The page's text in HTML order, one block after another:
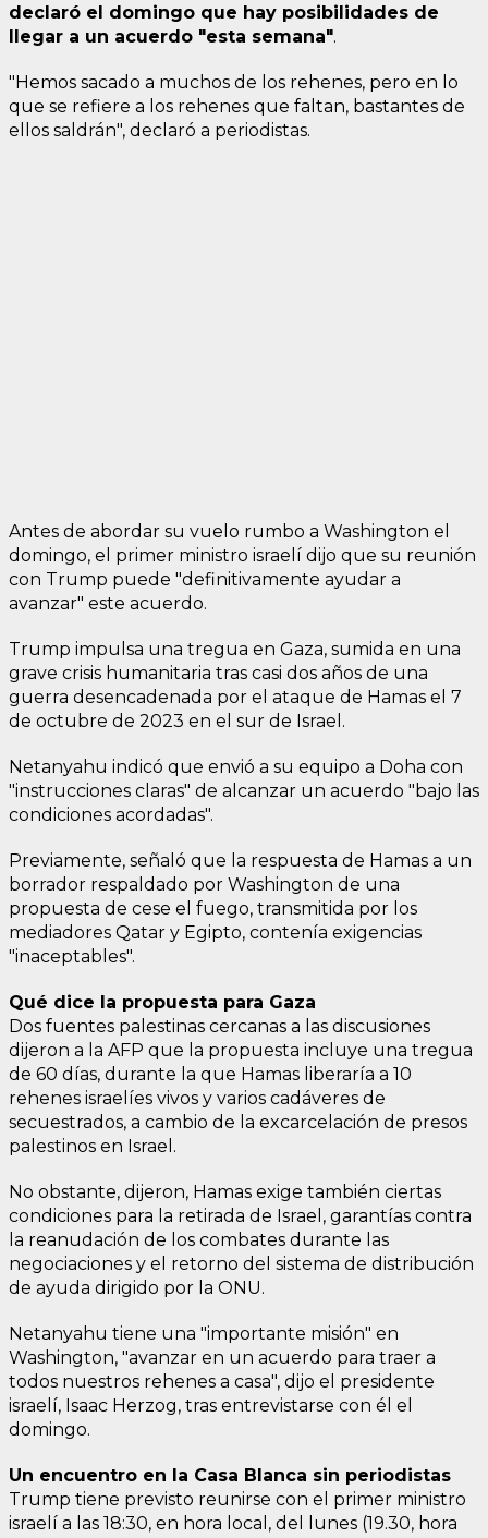
declaró el domingo que hay posibilidades de
llegar a un acuerdo "esta semana".
"Hemos sacado a muchos de los rehenes, pero en lo
que se refiere a los rehenes que faltan, bastantes de
ellos saldrán", declaró a periodistas.
Antes de abordar su vuelo rumbo a Washington el
domingo, el primer ministro israelí dijo que su reunión
con Trump puede "definitivamente ayudar a
avanzar" este acuerdo.
Trump impulsa una tregua en Gaza, sumida en una
grave crisis humanitaria tras casi dos años de una
guerra desencadenada por el ataque de Hamas el 7
de octubre de 2023 en el sur de Israel.
Netanyahu indicó que envió a su equipo a Doha con
"instrucciones claras" de alcanzar un acuerdo "bajo las
condiciones acordadas".
Previamente, señaló que la respuesta de Hamas a un
borrador respaldado por Washington de una
propuesta de cese el fuego, transmitida por los
mediadores Qatar y Egipto, contenía exigencias
"inaceptables".
Qué dice la propuesta para Gaza
Dos fuentes palestinas cercanas a las discusiones
dijeron a la AFP que la propuesta incluye una tregua
de 60 días, durante la que Hamas liberaría a 10
rehenes israelíes vivos y varios cadáveres de
secuestrados, a cambio de la excarcelación de presos
palestinos en Israel.
No obstante, dijeron, Hamas exige también ciertas
condiciones para la retirada de Israel, garantías contra
la reanudación de los combates durante las
negociaciones y el retorno del sistema de distribución
de ayuda dirigido por la ONU.
Netanyahu tiene una "importante misión" en
Washington, "avanzar en un acuerdo para traer a
todos nuestros rehenes a casa", dijo el presidente
israelí, Isaac Herzog, tras entrevistarse con él el
domingo.
Un encuentro en la Casa Blanca sin periodistas
Trump tiene previsto reunirse con el primer ministro
israelí a las 18:30, en hora local, del lunes (19.30, hora